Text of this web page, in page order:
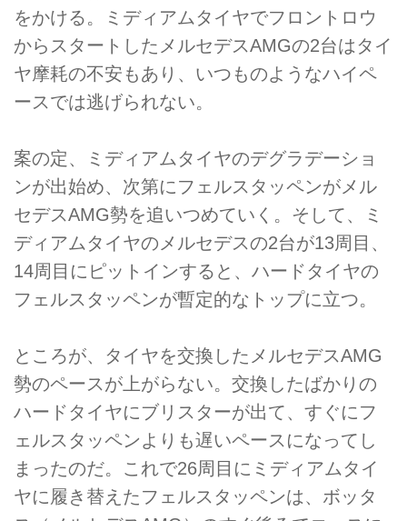
をかける。ミディアムタイヤでフロントロウ
からスタートしたメルセデスAMGの2台はタイ
ヤ摩耗の不安もあり、いつものようなハイペ
ースでは逃げられない。
案の定、ミディアムタイヤのデグラデーショ
ンが出始め、次第にフェルスタッペンがメル
セデスAMG勢を追いつめていく。そして、ミ
ディアムタイヤのメルセデスの2台が13周目、
14周目にピットインすると、ハードタイヤの
フェルスタッペンが暫定的なトップに立つ。
ところが、タイヤを交換したメルセデスAMG
勢のペースが上がらない。交換したばかりの
ハードタイヤにブリスターが出て、すぐにフ
ェルスタッペンよりも遅いペースになってし
まったのだ。これで26周目にミディアムタイ
ヤに履き替えたフェルスタッペンは、ボッタ